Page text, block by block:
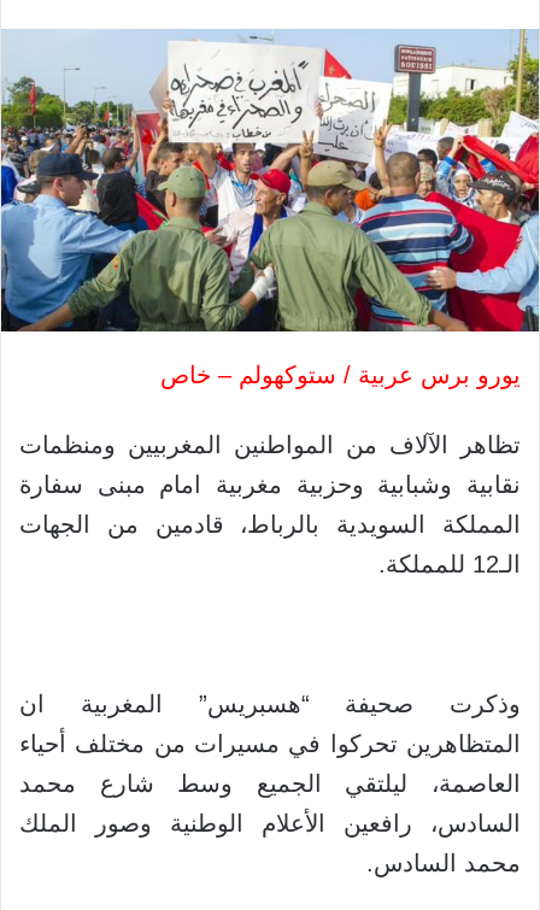
يورو برس عربية / ستوكهولم – خاص
تظاهر الآلاف من المواطنين المغربيين ومنظمات
نقابية وشبابية وحزبية مغربية امام مبنى سفارة
المملكة السويدية بالرباط، قادمين من الجهات
الـ12 للمملكة.
وذكرت صحيفة “هسبريس” المغربية ان
المتظاهرين تحركوا في مسيرات من مختلف أحياء
العاصمة، ليلتقي الجميع وسط شارع محمد
السادس، رافعين الأعلام الوطنية وصور الملك
محمد السادس.